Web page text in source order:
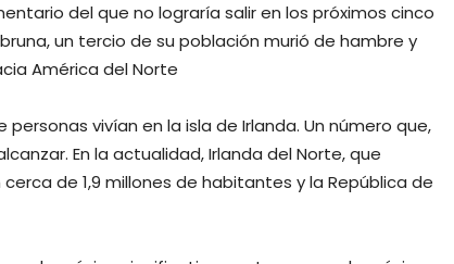
del que no lograría salir en los próximos cinco
un tercio de su población murió de hambre y
América del Norte
vivían en la isla de Irlanda. Un número que,
En la actualidad, Irlanda del Norte, que
de 1,9 millones de habitantes y la República de